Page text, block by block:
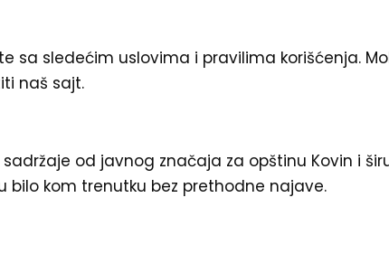
sa sledećim uslovima i pravilima korišćenja.
naš sajt.
od javnog značaja za opštinu Kovin i
bilo kom trenutku bez prethodne najave.